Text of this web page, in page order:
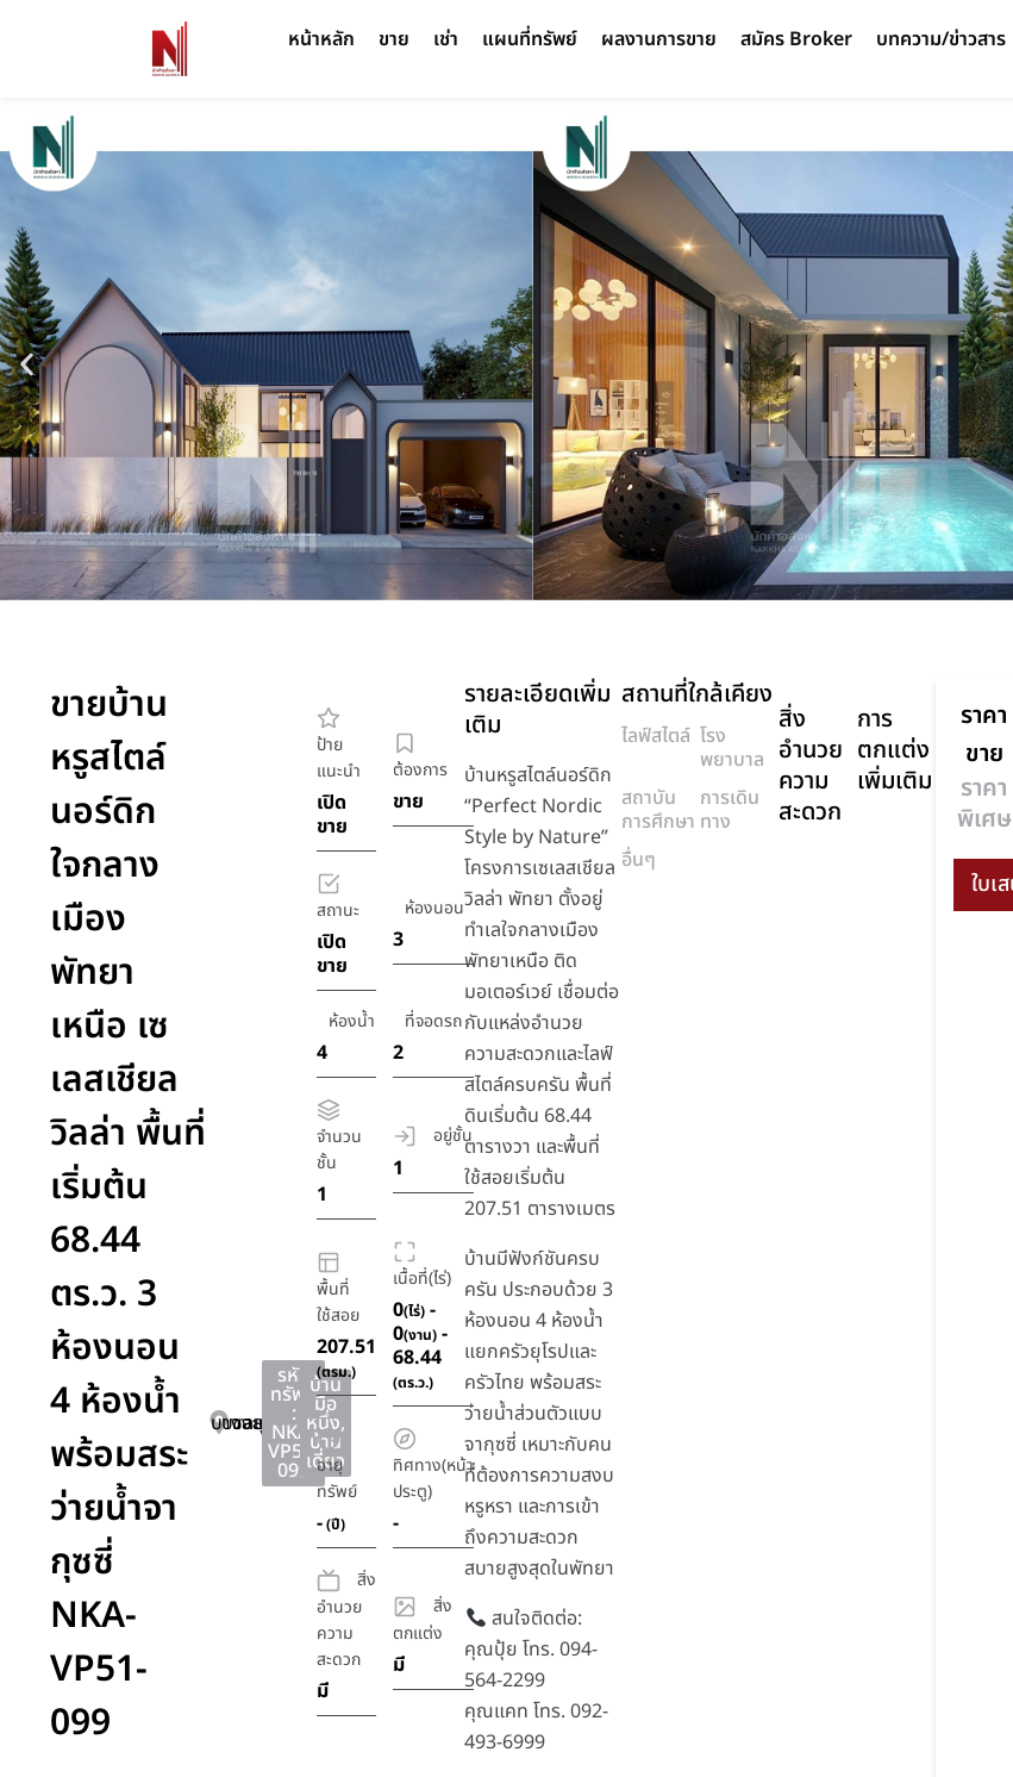
หน้าหลัก ขาย เช่า แผนที่ทรัพย์ ผลงานการขาย สมัคร Broker บทความ/ข่าวสาร
ขายบ้าน
หรูสไตล์
นอร์ดิก
ใจกลาง
เมือง
พัทยา
เหนือ เซ
เลสเชียล
วิลล่า พื้นที่
เริ่มต้น
68.44
ตร.ว. 3
ห้องนอน
4 ห้องน้ำ
พร้อมสระ
ว่ายน้ำจา
กุซซี่
NKA-
VP51-
099
บางละมุง
บางละมุง
ชลบุรี
รหัส
ทรัพย์
:
NKA-
VP51-
099
บ้าน
มือ
หนึ่ง,
บ้าน
เดี่ยว
ป้าย
แนะนำ
เปิด
ขาย
ต้องการ
ขาย
สถานะ
เปิด
ขาย
ห้องนอน
3
ห้องน้ำ
4
ที่จอดรถ
2
จำนวน
ชั้น
1
อยู่ชั้น
1
พื้นที่
ใช้สอย
207.51
(ตรม.)
เนื้อที่(ไร่)
0(ไร่)-
0(งาน)-
68.44
(ตร.ว.)
อายุ
ทรัพย์
-(ปี)
ทิศทาง(หน้า
ประตู)
-
สิ่ง
อำนวย
ความ
สะดวก
มี
สิ่ง
ตกแต่ง
มี
รายละเอียดเพิ่ม
เติม
บ้านหรูสไตล์นอร์ดิก
“Perfect Nordic
Style by Nature”
โครงการเซเลสเชียล
วิลล่า พัทยา ตั้งอยู่
ทำเลใจกลางเมือง
พัทยาเหนือ ติด
มอเตอร์เวย์ เชื่อมต่อ
กับแหล่งอำนวย
ความสะดวกและไลฟ์
สไตล์ครบครัน พื้นที่
ดินเริ่มต้น 68.44
ตารางวา และพื้นที่
ใช้สอยเริ่มต้น
207.51 ตารางเมตร
บ้านมีฟังก์ชันครบ
ครัน ประกอบด้วย 3
ห้องนอน 4 ห้องน้ำ
แยกครัวยุโรปและ
ครัวไทย พร้อมสระ
ว่ายน้ำส่วนตัวแบบ
จากุซซี่ เหมาะกับคน
ที่ต้องการความสงบ
หรูหรา และการเข้า
ถึงความสะดวก
สบายสูงสุดในพัทยา
สนใจติดต่อ:
คุณปุ้ย โทร. 094-
564-2299
คุณแคท โทร. 092-
493-6999
สถานที่ใกล้เคียง
ไลฟ์สไตล์ โรง
พยาบาล
สถาบัน
การศึกษา
การเดิน
ทาง
อื่นๆ
สิ่ง
อำนวย
ความ
สะดวก
การ
ตกแต่ง
เพิ่มเติม
ราคา
ขาย
ราคา
พิเศษ